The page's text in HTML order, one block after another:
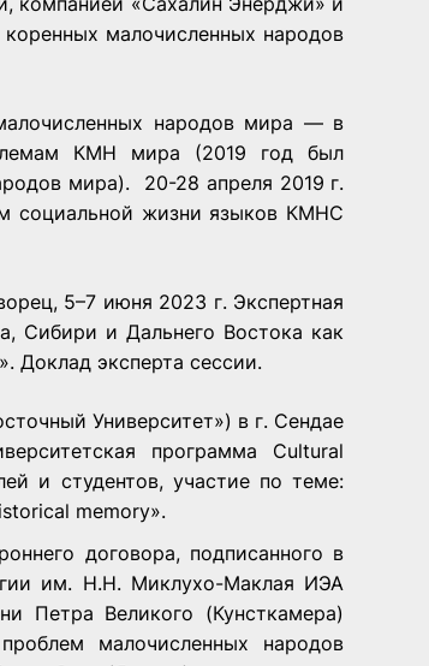
малочисленных народов
народов мира — в
КМН мира (2019 год был
мира). 20-28 апреля 2019 г.
социальной жизни языков КМНС
5–7 июня 2023 г. Экспертная
Сибири и Дальнего Востока как
Доклад эксперта сессии.
Университет») в г. Сендае
программа Cultural
и студентов, участие по теме:
memory».
договора, подписанного в
им. Н.Н. Миклухо-Маклая ИЭА
Петра Великого (Кунсткамера)
малочисленных народов